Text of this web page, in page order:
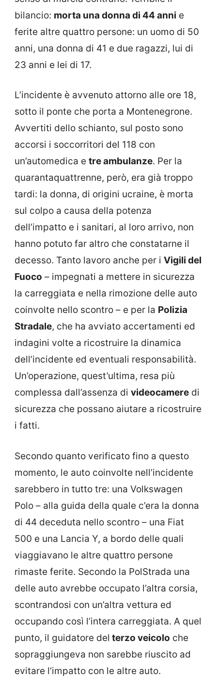
bilancio: morta una donna di 44 anni e
ferite altre quattro persone: un uomo di 50
anni, una donna di 41 e due ragazzi, lui di
23 anni e lei di 17.
L’incidente è avvenuto attorno alle ore 18,
sotto il ponte che porta a Montenegrone.
Avvertiti dello schianto, sul posto sono
accorsi i soccorritori del 118 con
un’automedica e tre ambulanze. Per la
quarantaquattrenne, però, era già troppo
tardi: la donna, di origini ucraine, è morta
sul colpo a causa della potenza
dell’impatto e i sanitari, al loro arrivo, non
hanno potuto far altro che constatarne il
decesso. Tanto lavoro anche per i Vigili del
Fuoco – impegnati a mettere in sicurezza
la carreggiata e nella rimozione delle auto
coinvolte nello scontro – e per la Polizia
Stradale, che ha avviato accertamenti ed
indagini volte a ricostruire la dinamica
dell’incidente ed eventuali responsabilità.
Un’operazione, quest’ultima, resa più
complessa dall’assenza di videocamere di
sicurezza che possano aiutare a ricostruire
i fatti.
Secondo quanto verificato fino a questo
momento, le auto coinvolte nell’incidente
sarebbero in tutto tre: una Volkswagen
Polo – alla guida della quale c’era la donna
di 44 deceduta nello scontro – una Fiat
500 e una Lancia Y, a bordo delle quali
viaggiavano le altre quattro persone
rimaste ferite. Secondo la PolStrada una
delle auto avrebbe occupato l’altra corsia,
scontrandosi con un’altra vettura ed
occupando così l’intera carreggiata. A quel
punto, il guidatore del terzo veicolo che
sopraggiungeva non sarebbe riuscito ad
evitare l’impatto con le altre auto.